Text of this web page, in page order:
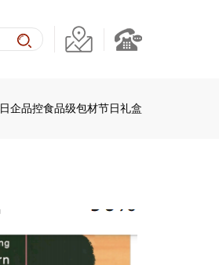
日企品控食品级包材节日礼盒